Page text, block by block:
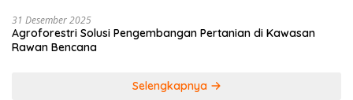
31 Desember 2025
Agroforestri Solusi Pengembangan Pertanian di Kawasan
Rawan Bencana
Selengkapnya